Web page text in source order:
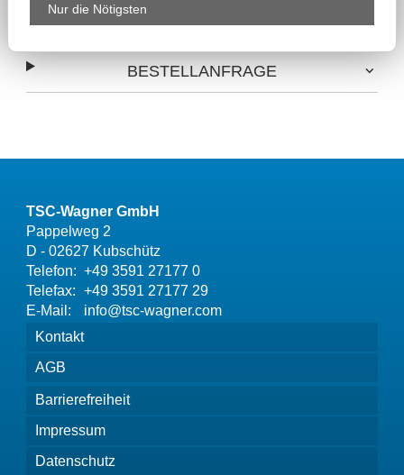
BESTELLANFRAGE
TSC-Wagner GmbH
Pappelweg 2
D - 02627 Kubschütz
Telefon: +49 3591 27177 0
Telefax: +49 3591 27177 29
E-Mail:
info@tsc-wagner.com
Kontakt
AGB
Barrierefreiheit
Impressum
Datenschutz
Nur die Nötigsten